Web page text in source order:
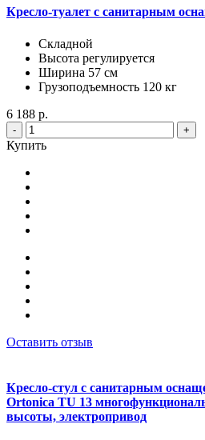
Кресло-туалет с санитарным
Складной
Высота регулируется
Ширина 57 см
Грузоподъемность 120 кг
6 188 р.
- +
Купить
Оставить отзыв
Кресло-стул с санитарным
Ortonica TU 13
высоты, электропривод